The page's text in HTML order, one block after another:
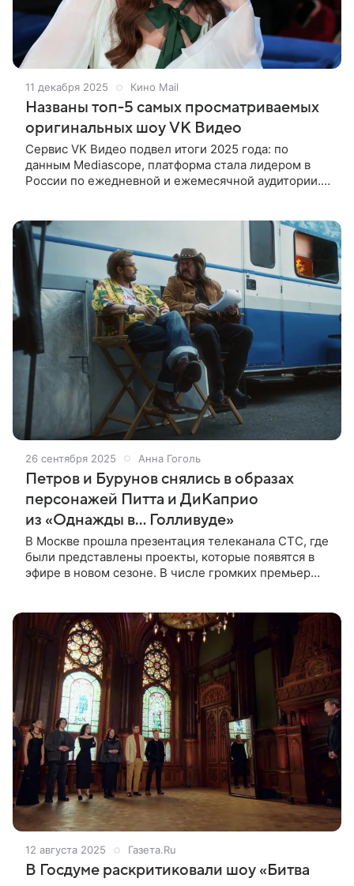
11 декабря 2025 Кино Mail
Названы топ-5 самых просматриваемых
оригинальных шоу VK Видео
Сервис VK Видео подвел итоги 2025 года: по
данным Mediascope, платформа стала лидером в
России по ежедневной и ежемесячной аудитории.
26 сентября 2025 Анна Гоголь
Петров и Бурунов снялись в образах
персонажей Питта и ДиКаприо
из «Однажды в… Голливуде»
В Москве прошла презентация телеканала СТС, где
были представлены проекты, которые появятся в
эфире в новом сезоне. В числе громких премьер
12 августа 2025 Газета.Ru
В Госдуме раскритиковали шоу «Битва